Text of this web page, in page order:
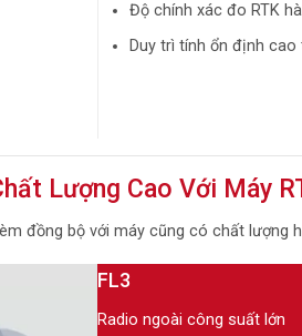
Độ chính xác đo RTK
Duy trì tính ổn định
Lượng Cao Với Máy
đồng bộ với máy cũng có chất lượng
FL3
Radio ngoài công suất lớn